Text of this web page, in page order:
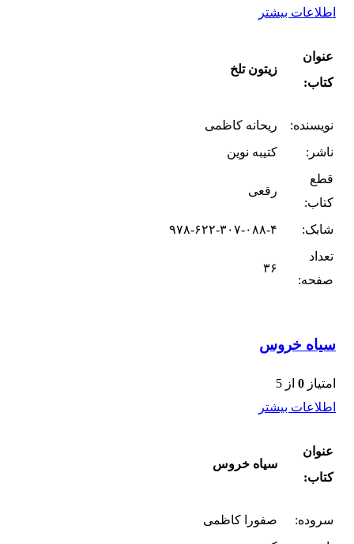
اطلاعات بیشتر
عنوان
کتاب:
زیتون تلخ
نویسنده:
ریحانه کاظمی
ناشر:
کتیبه نوین
قطع
کتاب:
رقعی
شابک:
۹۷۸-۶۲۲-۳۰۷-۰۸۸-۴
تعداد
صفحه:
۳۶
سیاه خروس
امتیاز 0 از 5
اطلاعات بیشتر
عنوان
کتاب:
سیاه خروس
سروده:
صفورا کاظمی